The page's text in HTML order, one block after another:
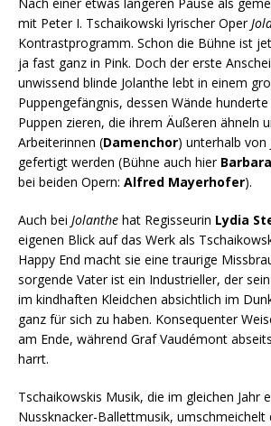
mit Peter I. Tschaikowski lyrischer Oper
Kontrastprogramm. Schon die Bühne ist
ja fast ganz in Pink. Doch der erste
unwissend blinde Jolanthe lebt in einem
Puppengefängnis, dessen Wände
Puppen zieren, die ihrem Äußeren ähneln
Arbeiterinnen (Damenchor) unterhalb von
gefertigt werden (Bühne auch hier
bei beiden Opern: Alfred Mayerhofer).
Auch bei Jolanthe hat Regisseurin Lydia
eigenen Blick auf das Werk als
Happy End macht sie eine traurige
sorgende Vater ist ein Industrieller, der
im kindhaften Kleidchen absichtlich im
ganz für sich zu haben. Konsequenter
am Ende, während Graf Vaudémont
harrt.
Tschaikowskis Musik, die im gleichen Jahr
Nussknacker-Ballettmusik, umschmeichelt